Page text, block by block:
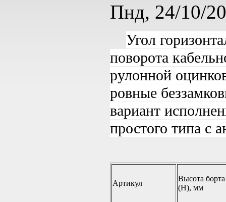
Пнд, 24/10/
Угол
поворота
рулонной
ровные
вариант
простого типа с
Артикул
Высота борта
(H), мм